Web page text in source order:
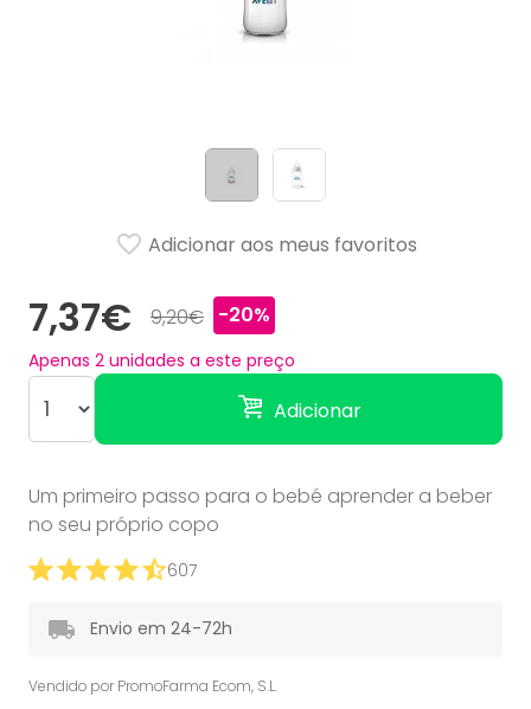
7,37€ 9,20€ -20%
Apenas 2 unidades a este preço
Adicionar
Adicionar aos meus favoritos
Um primeiro passo para o bebé aprender a beber
no seu próprio copo
607
Envio em 24-72h
Vendido por PromoFarma Ecom, S.L.